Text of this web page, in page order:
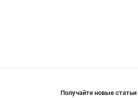
Получайте новые статьи